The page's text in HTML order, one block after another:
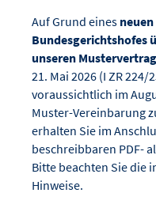
Auf Grund eines
Bundesgerichtshofes
unseren Mustervertrag
21. Mai 2026 (I ZR
voraussichtlich im
Muster-Vereinbarung
erhalten Sie im
beschreibbaren PDF-
Bitte beachten Sie die
Hinweise.